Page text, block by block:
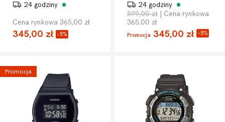
24 godziny
Cena rynkowa 365,00 zł
345,00 zł -5%
24 godziny
599,00 zł | Cena rynkowa
365,00 zł
Promocja 345,00 zł -5%
Promocja